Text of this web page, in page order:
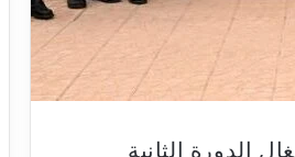
الدورة الثانية